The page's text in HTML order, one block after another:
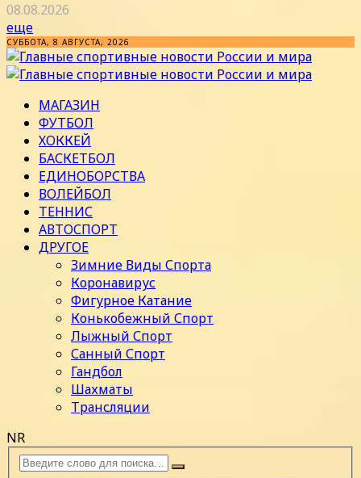
08.08.2026
еще
СУББОТА, 8 АВГУСТА, 2026
МАГАЗИН
ФУТБОЛ
ХОККЕЙ
БАСКЕТБОЛ
ЕДИНОБОРСТВА
ВОЛЕЙБОЛ
ТЕННИС
АВТОСПОРТ
ДРУГОЕ
Зимние Виды Спорта
Коронавирус
Фигурное Катание
Конькобежный Спорт
Лыжный Спорт
Санный Спорт
Гандбол
Шахматы
Трансляции
NR